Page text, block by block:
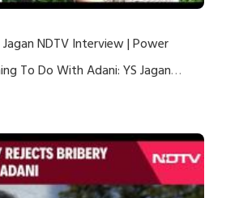
NDTV Interview | Power
To Do With Adani: YS Jagan